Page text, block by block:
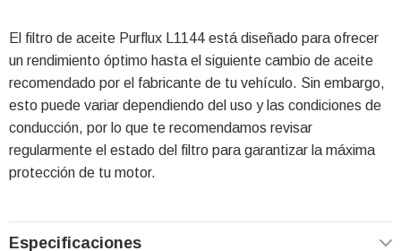
El filtro de aceite Purflux L1144 está diseñado para ofrecer
un rendimiento óptimo hasta el siguiente cambio de aceite
recomendado por el fabricante de tu vehículo. Sin embargo,
esto puede variar dependiendo del uso y las condiciones de
conducción, por lo que te recomendamos revisar
regularmente el estado del filtro para garantizar la máxima
protección de tu motor.
Especificaciones